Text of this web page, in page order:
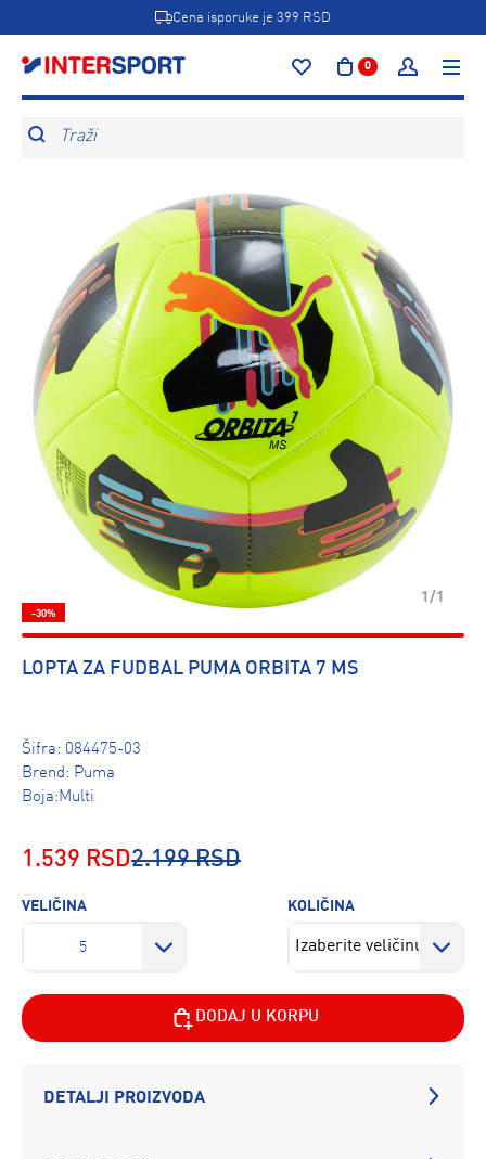
Cena isporuke je 399 RSD
0
Traži
1/1
-30%
LOPTA ZA FUDBAL PUMA ORBITA 7 MS
Šifra: 084475-03
Brend: Puma
Boja:Multi
1.539 RSD2.199 RSD
VELIČINA
5
KOLIČINA
DODAJ U KORPU
DETALJI PROIZVODA